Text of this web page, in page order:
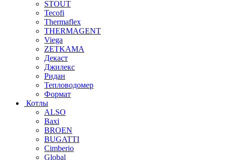
STOUT
Tecofi
Thermaflex
THERMAGENT
Viega
ZETKAMA
Декаст
Джилекс
Ридан
Тепловодомер
Формат
Котлы
ALSO
Baxi
BROEN
BUGATTI
Cimberio
Global